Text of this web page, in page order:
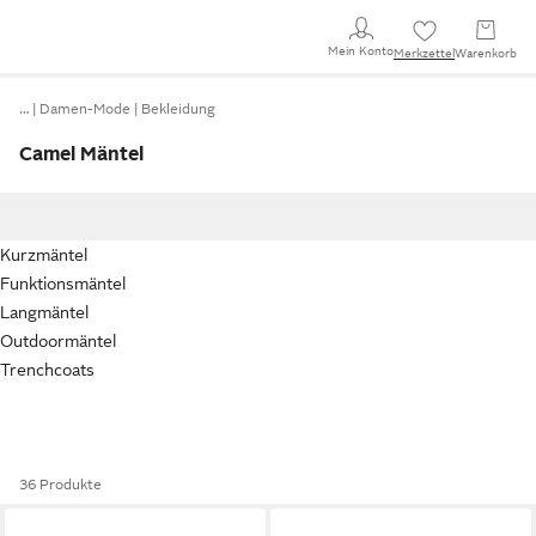
Mein KontoMerkzettel Warenkorb
… Damen-Mode Bekleidung
Camel Mäntel
Kurzmäntel
Funktionsmäntel
Langmäntel
Outdoormäntel
Trenchcoats
36 Produkte